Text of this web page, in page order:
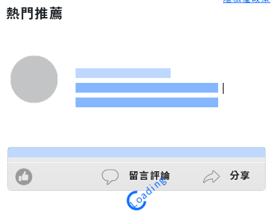
熱門推薦
|
留言評論 分享
Loading